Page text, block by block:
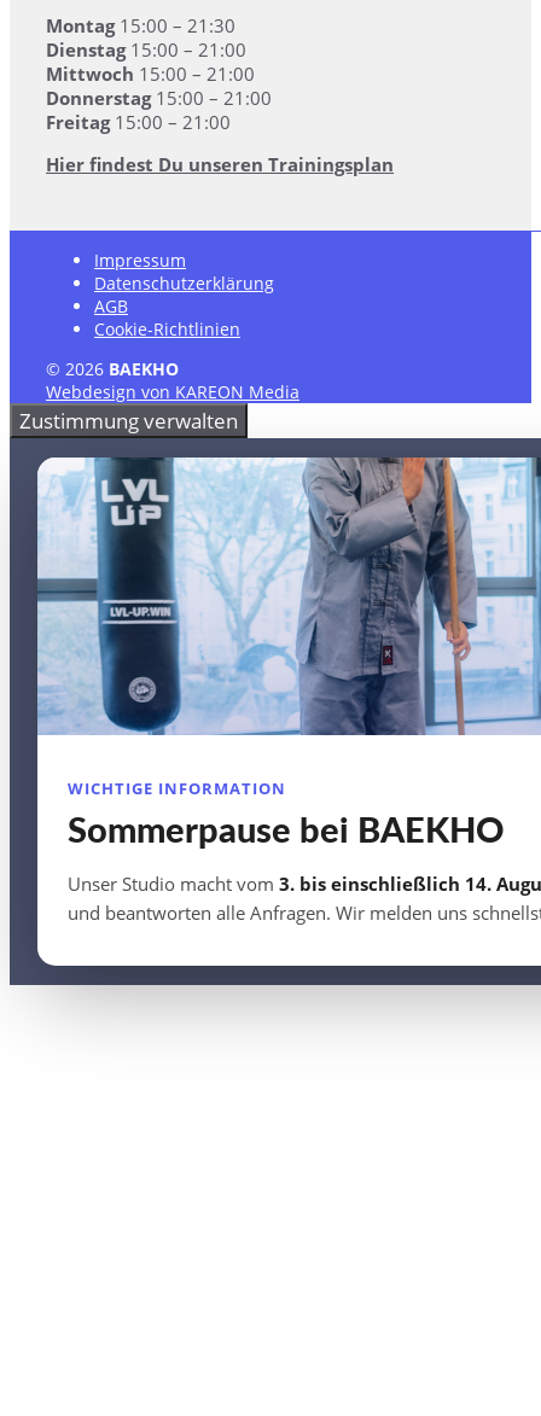
Montag15:00 – 21:30
Dienstag15:00 – 21:00
Mittwoch 15:00 – 21:00
Donnerstag15:00 – 21:00
Freitag15:00 – 21:00
Hier findest Du unseren Trainingsplan
Impressum
Datenschutzerklärung
AGB
Cookie-Richtlinien
© 2026 BAEKHO
Webdesign von KAREON Media
Zustimmung verwalten
WICHTIGE INFORMATION
Sommerpause bei BAEKHO
Unser Studio macht vom 3. bis einschließlich 14.
und beantworten alle Anfragen. Wir melden uns